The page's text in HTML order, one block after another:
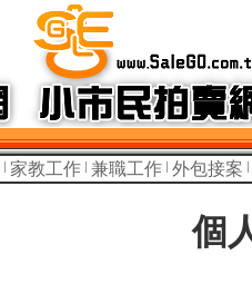
家教工作 兼職工作 外包接案
個